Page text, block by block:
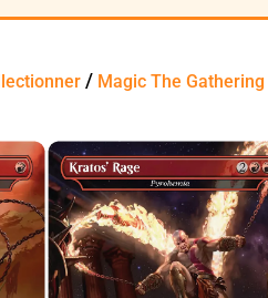
/ Magic The Gathering